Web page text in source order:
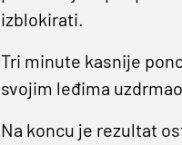
izblokirati.
Tri minute kasnije
svojim leđima
Na koncu je rezultat